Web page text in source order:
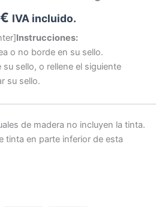
€ IVA incluido.
Instrucciones:
o no borde en su sello.
su sello, o rellene el siguiente
su sello.
de madera no incluyen la tinta.
tinta en parte inferior de esta